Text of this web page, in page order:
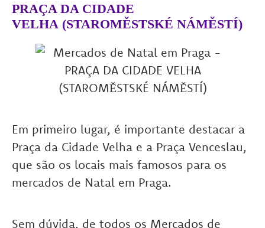
PRAÇA DA CIDADE
VELHA (STAROMĚSTSKÉ NÁMĚSTÍ)
Em primeiro lugar, é importante destacar a
Praça da Cidade Velha e a Praça Venceslau,
que são os locais mais famosos para os
mercados de Natal em Praga.
Sem dúvida, de todos os Mercados de